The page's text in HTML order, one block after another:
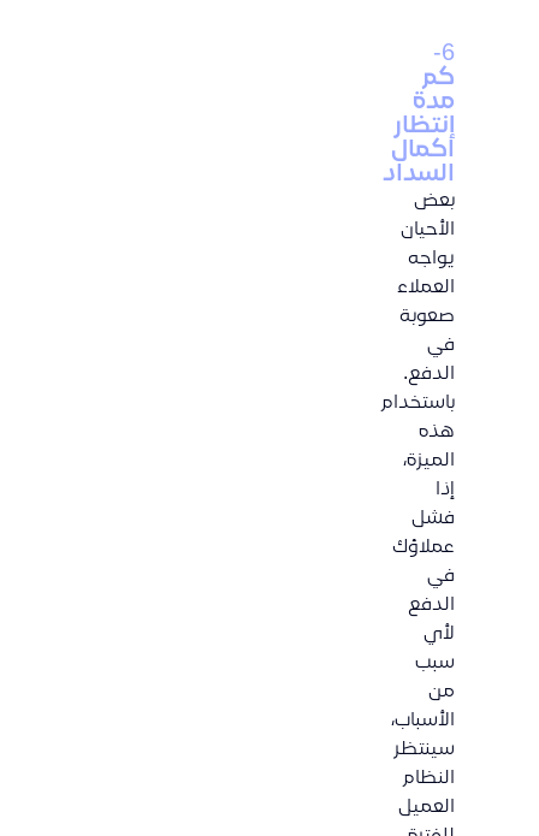
6-
كم
مدة
إنتظار
اكمال
السداد
بعض
الأحيان
يواجه
العملاء
صعوبة
في
الدفع.
باستخدام
هذه
الميزة،
إذا
فشل
عملاؤك
في
الدفع
لأي
سبب
من
الأسباب،
سينتظر
النظام
العميل